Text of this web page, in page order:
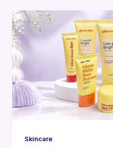
Skincare